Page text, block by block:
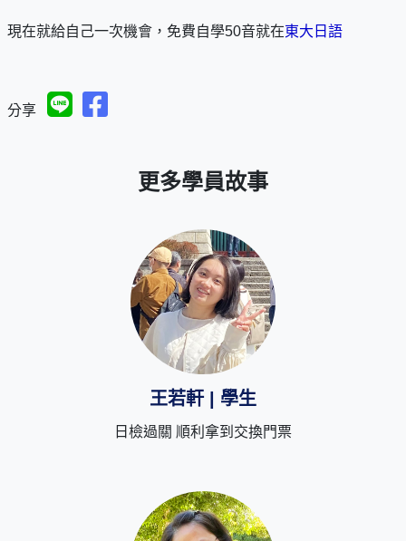
現在就給自己一次機會，免費自學50音就在東大日語
分享
更多學員故事
王若軒 | 學生
日檢過關 順利拿到交換門票